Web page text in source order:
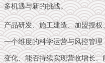
多机遇与新的挑战。
产品研发、施工建造、加盟授
一个维度的科学运营与风控管
变化、能否持续实现营收增长